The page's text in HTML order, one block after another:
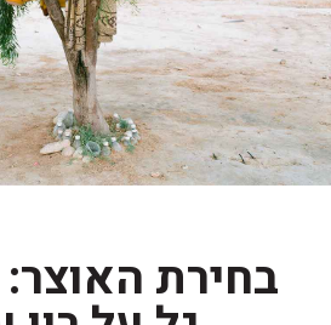
בחירת